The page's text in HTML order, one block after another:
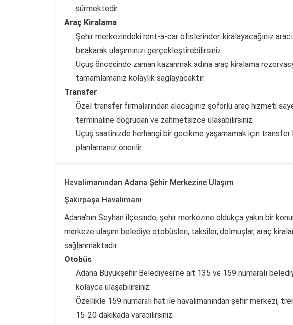
sürmektedir.
Araç Kiralama
Şehir merkezindeki rent-a-car ofislerinden kiralayacağınız
bırakarak ulaşımınızı gerçekleştirebilirsiniz.
Uçuş öncesinde zaman kazanmak adına araç kiralama
tamamlamanız kolaylık sağlayacaktır.
Transfer
Özel transfer firmalarından alacağınız şoförlü araç hizmeti
terminaline doğrudan ve zahmetsizce ulaşabilirsiniz.
Uçuş saatinizde herhangi bir gecikme yaşamamak için
planlamanız önerilir.
Havalimanından Adana Şehir Merkezine Ulaşım
Şakirpaşa Havalimanı
Adana'nın Seyhan ilçesinde, şehir merkezine oldukça yakın bir
merkeze ulaşım belediye otobüsleri, taksiler, dolmuşlar, araç
sağlanmaktadır.
Otobüs
Adana Büyükşehir Belediyesi'ne ait 135 ve 159 numaralı
kolayca ulaşabilirsiniz.
Özellikle 159 numaralı hat ile havalimanından şehir merkezi,
15-20 dakikada varabilirsiniz.